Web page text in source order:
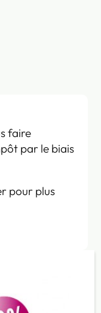
faire
par le biais
pour plus